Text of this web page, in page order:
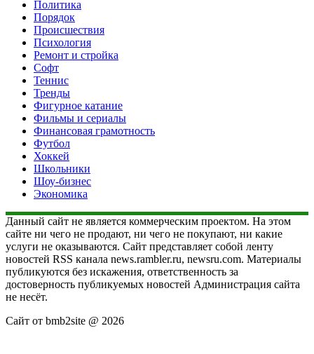
Политика
Порядок
Происшествия
Психология
Ремонт и стройка
Софт
Теннис
Тренды
Фигурное катание
Фильмы и сериалы
Финансовая грамотность
Футбол
Хоккей
Школьники
Шоу-бизнес
Экономика
Данный сайт не является коммерческим проектом. На этом
сайте ни чего не продают, ни чего не покупают, ни какие
услуги не оказываются. Сайт представляет собой ленту
новостей RSS канала news.rambler.ru, newsru.com. Материалы
публикуются без искажения, ответственность за
достоверность публикуемых новостей Администрация сайта
не несёт.
Сайт от bmb2site @ 2026